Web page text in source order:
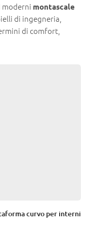
moderni montascale
di ingegneria,
di comfort,
curvo per interni